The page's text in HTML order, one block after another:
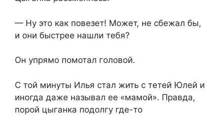
— Ну это как повезет! Может, не сбежал бы,
и они быстрее нашли тебя?
Он упрямо помотал головой.
С той минуты Илья стал жить с тетей Юлей и
иногда даже называл ее «мамой». Правда,
порой цыганка подолгу где-то